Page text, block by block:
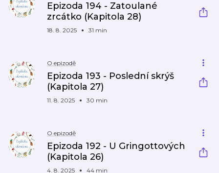
Epizoda 194 - Zatoulané
zrcátko (Kapitola 28)
18. 8. 2025 31 min
O epizodě
Epizoda 193 - Poslední skrýš
(Kapitola 27)
11. 8. 2025 30 min
O epizodě
Epizoda 192 - U Gringottových
(Kapitola 26)
4. 8. 2025 44 min